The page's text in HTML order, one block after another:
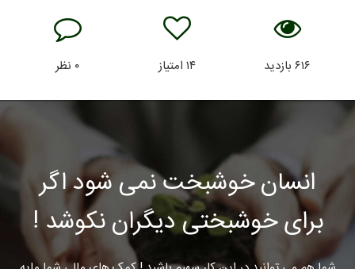
۶۱۶بازدید ۱۴امتیاز ۰ نظر
انسان خوشبخت نمی شود اگر
برای خوشبختی دیگران نکوشد !